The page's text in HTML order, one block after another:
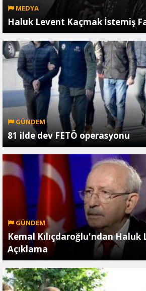
MEDYA
Haluk Levent Kaçmak İstemiş
GÜNDEM
81 ilde dev FETÖ operasyonu
GÜNDEM
Kemal Kılıçdaroğlu'ndan
Açıklama